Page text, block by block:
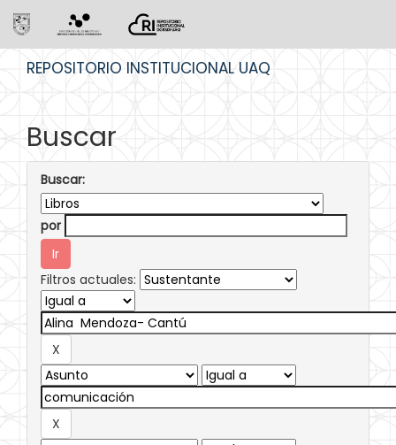
REPOSITORIO INSTITUCIONAL UAQ
Buscar
Buscar:
por
Filtros actuales: